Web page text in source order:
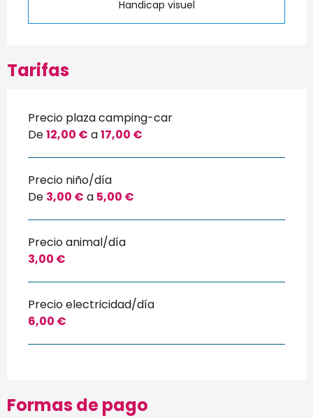
Handicap visuel
Tarifas
Precio plaza camping-car
De12,00 € a17,00 €
Precio niño/día
De 3,00 € a 5,00 €
Precio animal/día
3,00 €
Precio electricidad/día
6,00 €
Formas de pago